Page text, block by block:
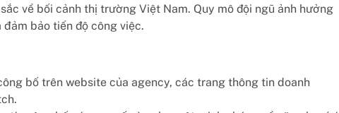
về bối cảnh thị trường Việt Nam. Quy mô đội ngũ ảnh hưởng
bảo tiến độ công việc.
bố trên website của agency, các trang thông tin doanh